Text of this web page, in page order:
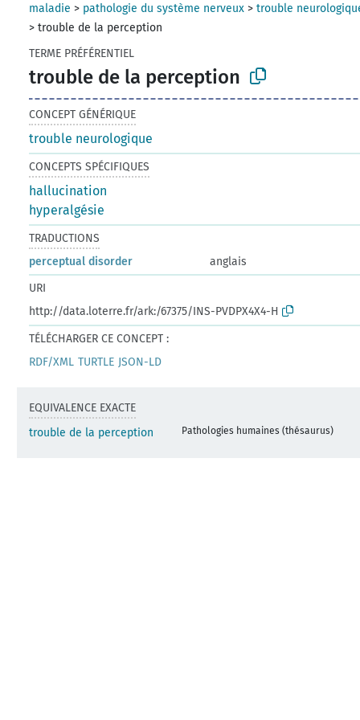
maladie > pathologie du système nerveux >trouble
>trouble de la perception
TERME PRÉFÉRENTIEL
trouble de la perception
CONCEPT GÉNÉRIQUE
trouble neurologique
CONCEPTS SPÉCIFIQUES
hallucination
hyperalgésie
TRADUCTIONS
perceptual disorder
anglais
URI
http://data.loterre.fr/ark:/67375/INS-PVDPX4X4-H
TÉLÉCHARGER CE CONCEPT :
RDF/XML TURTLE JSON-LD
EQUIVALENCE EXACTE
trouble de la perception
Pathologies humaines (thésaurus)